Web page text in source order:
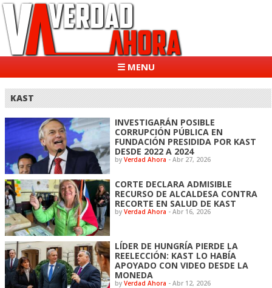
☰ MENU
KAST
INVESTIGARÁN POSIBLE
CORRUPCIÓN PÚBLICA EN
FUNDACIÓN PRESIDIDA POR KAST
DESDE 2022 A 2024
byVerdad Ahora - Abr 27, 2026
CORTE DECLARA ADMISIBLE
RECURSO DE ALCALDESA CONTRA
RECORTE EN SALUD DE KAST
byVerdad Ahora - Abr 16, 2026
LÍDER DE HUNGRÍA PIERDE LA
REELECCIÓN: KAST LO HABÍA
APOYADO CON VIDEO DESDE LA
MONEDA
byVerdad Ahora - Abr 12, 2026